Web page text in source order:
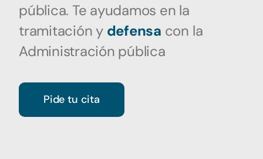
pública. Te ayudamos en la
tramitación y defensa con la
Administración pública
Pide tu cita